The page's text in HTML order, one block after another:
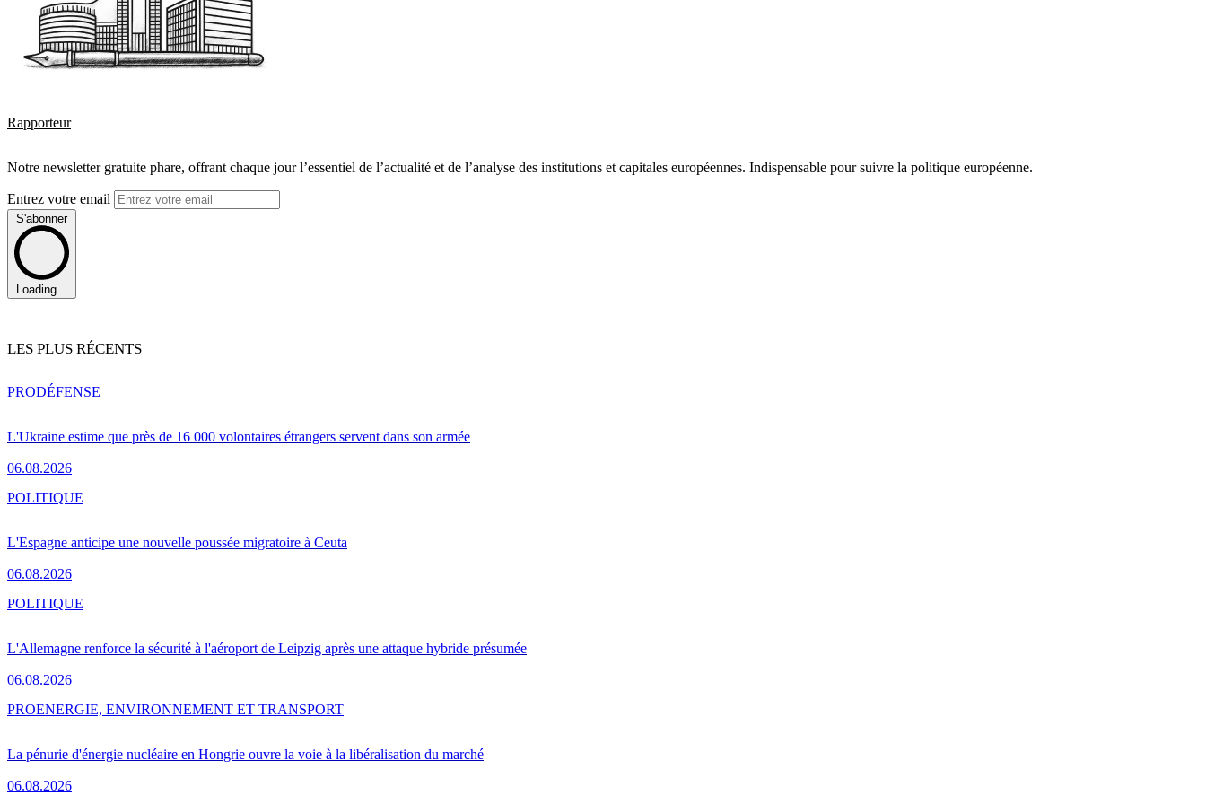
Rapporteur
Notre newsletter gratuite phare, offrant chaque jour l’essentiel de l’actualité et de l’analyse des institutions et capitales européennes. Indispensable pour suivre la politique européenne.
Entrez votre email
S'abonner
Loading...
LES PLUS RÉCENTS
L'Ukraine estime que près de 16 000 volontaires étrangers servent dans son armée
06.08.2026
PRODÉFENSE
L'Espagne anticipe une nouvelle poussée migratoire à Ceuta
06.08.2026
POLITIQUE
L'Allemagne renforce la sécurité à l'aéroport de Leipzig après une attaque hybride présumée
06.08.2026
POLITIQUE
La pénurie d'énergie nucléaire en Hongrie ouvre la voie à la libéralisation du marché
06.08.2026
PROENERGIE, ENVIRONNEMENT ET TRANSPORT